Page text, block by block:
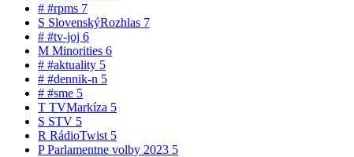
# #rpms 7
S SlovenskýRozhlas 7
# #tv-joj 6
M Minorities 6
# #aktuality 5
# #dennik-n 5
# #sme 5
T TVMarkíza 5
S STV 5
R RádioTwist 5
PParlamentne volby 2023 5